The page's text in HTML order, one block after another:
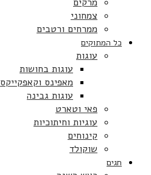
צמחוני
ממרחים ורטבים
כל המתוקים
עוגות
עוגות בחושות
מאפינס וקאפקייקס
עוגות גבינה
פאי וטארט
עוגיות וחיתוכיות
קינוחים
שוקולד
חגים